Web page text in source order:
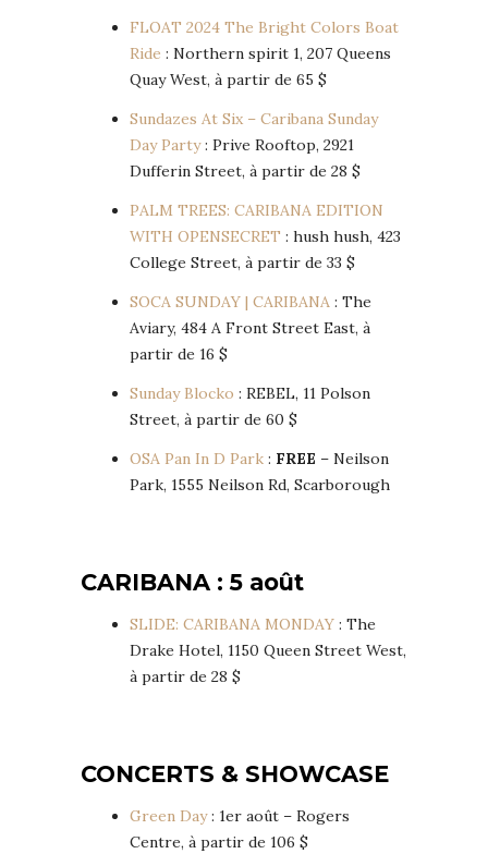
FLOAT 2024 The Bright Colors Boat
Ride : Northern spirit 1, 207 Queens
Quay West, à partir de 65 $
Sundazes At Six – Caribana Sunday
Day Party: Prive Rooftop, 2921
Dufferin Street, à partir de 28 $
PALM TREES: CARIBANA EDITION
WITH OPENSECRET : hush hush, 423
College Street, à partir de 33 $
SOCA SUNDAY | CARIBANA : The
Aviary, 484 A Front Street East, à
partir de 16 $
Sunday Blocko : REBEL, 11 Polson
Street, à partir de 60 $
OSA Pan In D Park : FREE – Neilson
Park, 1555 Neilson Rd, Scarborough
CARIBANA : 5 août
SLIDE: CARIBANA MONDAY : The
Drake Hotel, 1150 Queen Street West,
à partir de 28 $
CONCERTS & SHOWCASE
Green Day: 1er août – Rogers
Centre, à partir de 106 $